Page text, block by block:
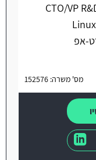
אפ
מס' משרה: 152576